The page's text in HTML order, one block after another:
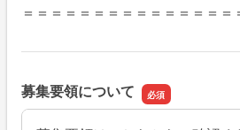
＝＝＝＝＝＝＝＝＝＝＝＝＝＝＝
募集要領について